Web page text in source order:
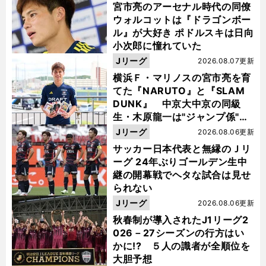
宮市亮のアーセナル時代の同僚
ウォルコットは『ドラゴンボー
ル』が大好き ポドルスキは日向
小次郎に憧れていた
横浜Ｆ・マリノスの宮市亮を育
てた『NARUTO』と『SLAM
DUNK』 中京大中京の同級
生・木原龍一は"ジャンプ係"だ
った
2026.08.07更新
Jリーグ
サッカー日本代表と無縁のＪリ
ーグ 24年ぶりゴールデン生中
継の開幕戦でヘタな試合は見せ
られない
2026.08.06更新
Jリーグ
秋春制が導入されたJ1リーグ2
026－27シーズンの行方はい
かに!? ５人の識者が全順位を
大胆予想
2026.08.06更新
Jリーグ